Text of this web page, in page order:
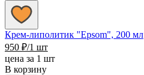
Крем-липолитик "Epsom", 200 мл
950 ₽/1 шт
цена за 1 шт
В корзину